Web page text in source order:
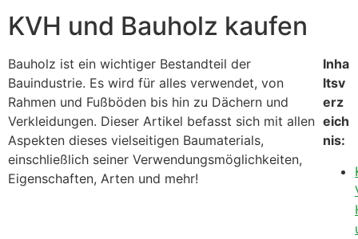
KVH und Bauholz kaufen
Bauholz ist ein wichtiger Bestandteil der
Bauindustrie. Es wird für alles verwendet, von
Rahmen und Fußböden bis hin zu Dächern und
Verkleidungen. Dieser Artikel befasst sich mit allen
Aspekten dieses vielseitigen Baumaterials,
einschließlich seiner Verwendungsmöglichkeiten,
Eigenschaften, Arten und mehr!
Inha
ltsv
erz
eich
nis: